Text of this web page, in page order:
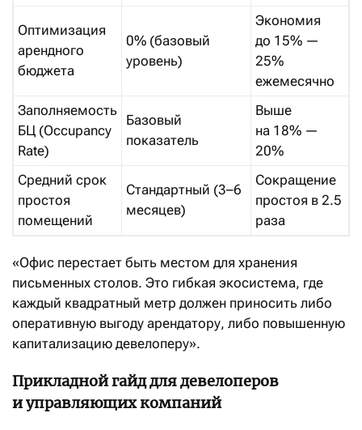
Оптимизация
арендного
бюджета
0% (базовый
уровень)
Экономия
до 15% —
25%
ежемесячно
Заполняемость
БЦ (Occupancy
Rate)
Базовый
показатель
Выше
на 18% —
20%
Средний срок
простоя
помещений
Стандартный (3–6
месяцев)
Сокращение
простоя в 2.5
раза
«Офис перестает быть местом для хранения
письменных столов. Это гибкая экосистема, где
каждый квадратный метр должен приносить либо
оперативную выгоду арендатору, либо повышенную
капитализацию девелоперу».
Прикладной гайд для девелоперов
и управляющих компаний